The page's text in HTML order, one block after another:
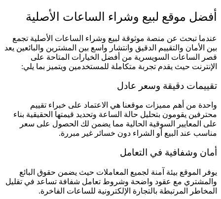
أفضل موقع لبيع وشراء الساعات الأصلية
عندما تبحث عن منصة موثوقة لبيع وشراء الساعات الأصلية تجمع
بين الأمان والتقييم الدقيق وانتشار واسع بين المشترين والبائعين يعد
قصر الساعات السويسرية من أفضل الخيارات المتاحة على
الإنترنت حيث يقدم تجربة متكاملة للمستخدمين ويتميز بما يلي:
تقييمات دقيقة وسعر عادل
واحدة من أهم مميزات موقعنا هي الاعتماد على خبراء تقييم
محترفين يقومون بتحليل حالة الساعة وتحديد قيمتها الحقيقية بناء
على المعايير السوقية الحالية مما يضمن لك الحصول على سعر
مناسب عند البيع أو الشراء دون خسائر غير مبررة.
أمان وشفافية في التعامل
يوفر الموقع بيئة آمنة لجميع المعاملات حيث يضمن حقوق البائع
والمشتري مع عقود واضحة وشروط تعامل شفافة تساعد في تقليل
المخاطر المرتبطة بالتجارة الإلكترونية للساعات الفاخرة.